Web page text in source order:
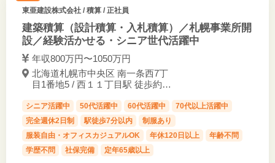
東亜建設株式会社/ 積算 / 正社員
建築積算（設計積算・入札積算）／札幌事業所開
設／経験活かせる・シニア世代活躍中
年収800万円〜1050万円
北海道札幌市中央区 南一条西7丁
目1番地5 / 西１１丁目駅 徒歩約7
シニア活躍中 50代活躍中 60代活躍中
70代以上活躍中
完全週休2日制
駅徒歩7分以内
制服あり
服装自由・オフィスカジュアルOK
年休120日以上
年齢不問
学歴不問
社保完備 定年65歳以上